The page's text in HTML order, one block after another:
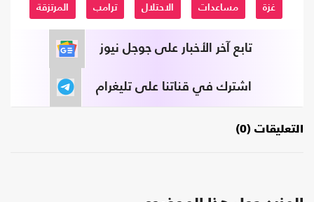
غزة مساعدات الاحتلال ترامب المرتزقة
تابع آخر الأخبار على جوجل نيوز
اشترك في قناتنا على تليغرام
التعليقات (0)